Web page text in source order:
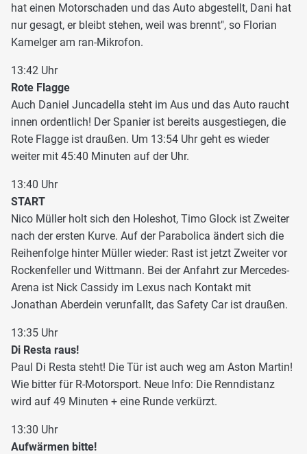
hat einen Motorschaden und das Auto abgestellt, Dani hat
nur gesagt, er bleibt stehen, weil was brennt", so Florian
Kamelger am ran-Mikrofon.
13:42 Uhr
Rote Flagge
Auch Daniel Juncadella steht im Aus und das Auto raucht
innen ordentlich! Der Spanier ist bereits ausgestiegen, die
Rote Flagge ist draußen. Um 13:54 Uhr geht es wieder
weiter mit 45:40 Minuten auf der Uhr.
13:40 Uhr
START
Nico Müller holt sich den Holeshot, Timo Glock ist Zweiter
nach der ersten Kurve. Auf der Parabolica ändert sich die
Reihenfolge hinter Müller wieder: Rast ist jetzt Zweiter vor
Rockenfeller und Wittmann. Bei der Anfahrt zur Mercedes-
Arena ist Nick Cassidy im Lexus nach Kontakt mit
Jonathan Aberdein verunfallt, das Safety Car ist draußen.
13:35 Uhr
Di Resta raus!
Paul Di Resta steht! Die Tür ist auch weg am Aston Martin!
Wie bitter für R-Motorsport. Neue Info: Die Renndistanz
wird auf 49 Minuten + eine Runde verkürzt.
13:30 Uhr
Aufwärmen bitte!